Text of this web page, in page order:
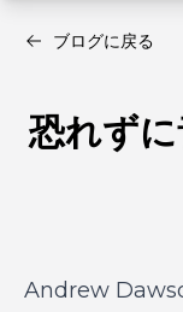
ブログに戻る
恐れず
Andrew